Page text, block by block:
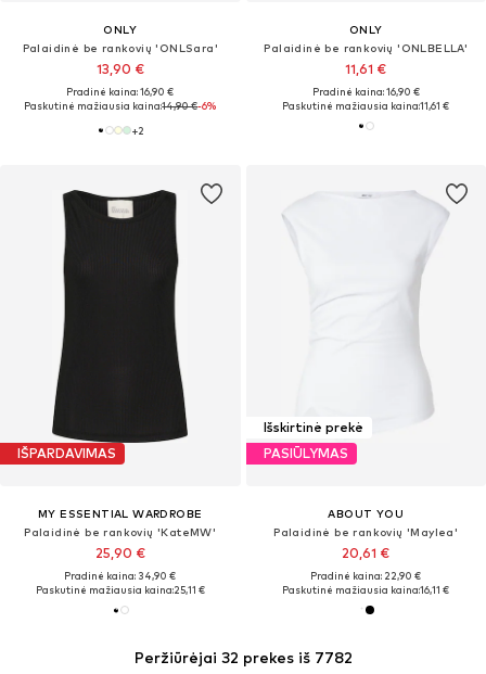
ONLY
Palaidinė be rankovių 'ONLSara'
13,90 €
Pradinė kaina: 16,90 €
Paskutinė mažiausia kaina:14,90 €-6%
+2
ONLY
Palaidinė be rankovių 'ONLBELLA'
11,61 €
Pradinė kaina: 16,90 €
Paskutinė mažiausia kaina:11,61 €
IŠPARDAVIMAS
MY ESSENTIAL WARDROBE
Palaidinė be rankovių 'KateMW'
25,90 €
Pradinė kaina: 34,90 €
Paskutinė mažiausia kaina:25,11 €
Išskirtinė prekė
PASIŪLYMAS
ABOUT YOU
Palaidinė be rankovių 'Maylea'
20,61 €
Pradinė kaina: 22,90 €
Paskutinė mažiausia kaina:16,11 €
Peržiūrėjai 32 prekes iš 7782